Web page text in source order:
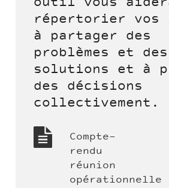
répertorier vos
à partager des
problèmes et des
solutions et à
des décisions
collectivement.
Compte-
rendu
réunion
opérationnelle